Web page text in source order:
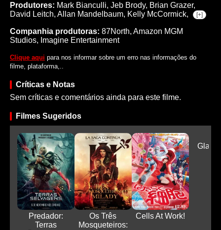
Produtores: Mark Bianculli, Jeb Brody, Brian Grazer,
David Leitch, Allan Mandelbaum, Kelly McCormick, [+]
Companhia produtoras: 87North, Amazon MGM
Studios, Imagine Entertainment
Clique aqui para nos informar sobre um erro nas informações do
filme, plataforma,..
Críticas e Notas
Sem críticas e comentários ainda para este filme.
Filmes Sugeridos
Predador:
Terras
Os Três
Mosqueteiros:
Cells At Work!